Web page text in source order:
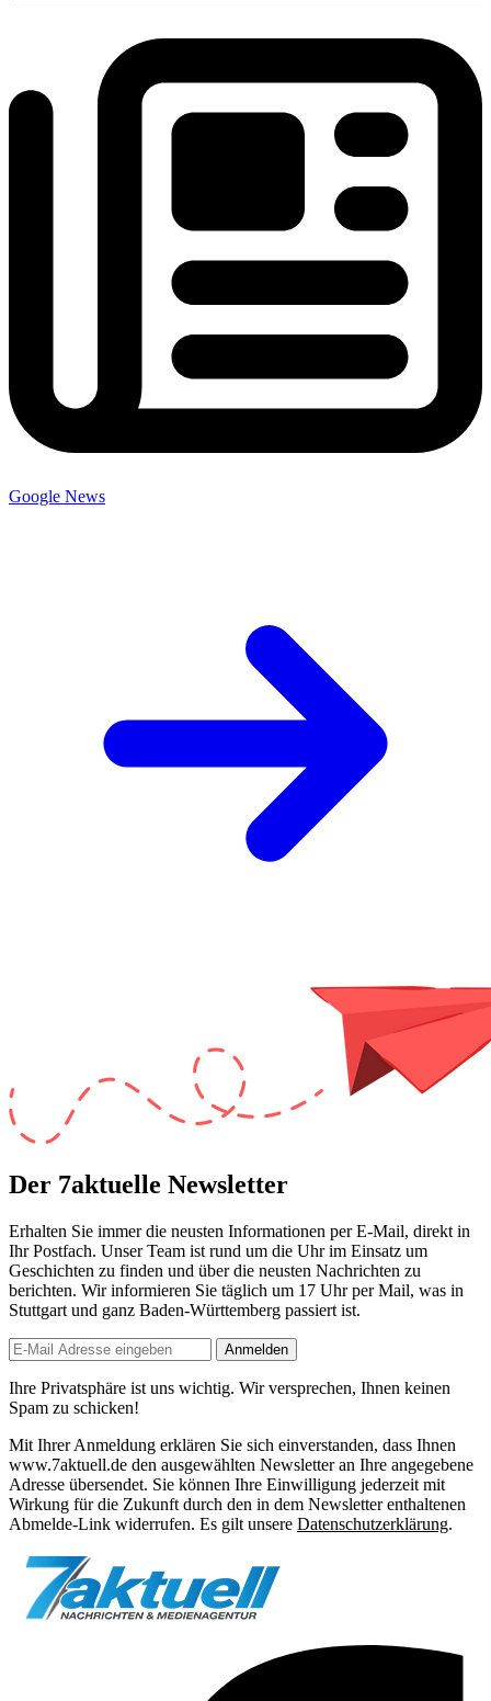
Google News
Der 7aktuelle Newsletter
Erhalten Sie immer die neusten Informationen per E-Mail, direkt in
Ihr Postfach. Unser Team ist rund um die Uhrim Einsatz um
Geschichten zu finden und über die neusten Nachrichten zu
berichten. Wir informieren Sie täglich um 17 Uhrper Mail, was in
Stuttgart und ganz Baden-Württemberg passiert ist.
Anmelden
Ihre Privatsphäre ist uns wichtig. Wir versprechen, Ihnen keinen
Spam zu schicken!
Mit Ihrer Anmeldung erklären Sie sich einverstanden, dass Ihnen
www.7aktuell.de den ausgewählten Newsletter an Ihre angegebene
Adresse übersendet. Sie können Ihre Einwilligung jederzeit mit
Wirkung für die Zukunft durch den in dem Newsletter enthaltenen
Abmelde-Link widerrufen. Es gilt unsere Datenschutzerklärung.